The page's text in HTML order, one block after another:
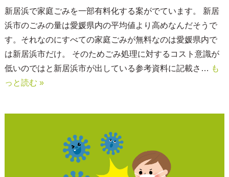
新居浜で家庭ごみを一部有料化する案がでています。 新居
浜市のごみの量は愛媛県内の平均値より高めなんだそうで
す。それなのにすべての家庭ごみが無料なのは愛媛県内で
は新居浜市だけ。 そのためごみ処理に対するコスト意識が
低いのではと新居浜市が出している参考資料に記載さ… も
っと読む »